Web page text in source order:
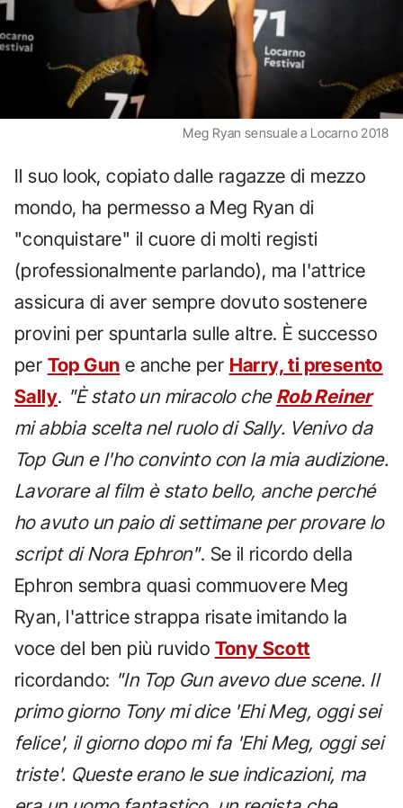
Meg Ryan sensuale a Locarno 2018
Il suo look, copiato dalle ragazze di mezzo
mondo, ha permesso a Meg Ryan di
"conquistare" il cuore di molti registi
(professionalmente parlando), ma l'attrice
assicura di aver sempre dovuto sostenere
provini per spuntarla sulle altre. È successo
per Top Gun e anche per Harry, ti presento
Sally. "È stato un miracolo che Rob Reiner
mi abbia scelta nel ruolo di Sally. Venivo da
Top Gun e l'ho convinto con la mia audizione.
Lavorare al film è stato bello, anche perché
ho avuto un paio di settimane per provare lo
script di Nora Ephron". Se il ricordo della
Ephron sembra quasi commuovere Meg
Ryan, l'attrice strappa risate imitando la
voce del ben più ruvido Tony Scott
ricordando: "In Top Gun avevo due scene. Il
primo giorno Tony mi dice 'Ehi Meg, oggi sei
felice', il giorno dopo mi fa 'Ehi Meg, oggi sei
triste'. Queste erano le sue indicazioni, ma